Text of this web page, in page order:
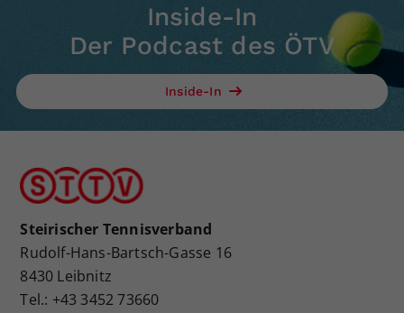
Inside-In
Der Podcast des ÖTV
Inside-In
Steirischer Tennisverband
Rudolf-Hans-Bartsch-Gasse 16
8430 Leibnitz
Tel.: +43 3452 73660